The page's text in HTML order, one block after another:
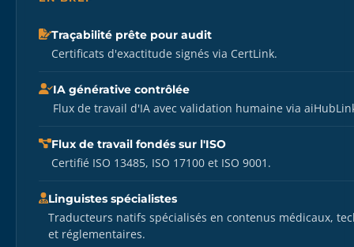
Traçabilité prête pour audit
Certificats d'exactitude signés via CertLink.
IA générative contrôlée
Flux de travail d'IA avec validation humaine via
Flux de travail fondés sur l'ISO
Certifié ISO 13485, ISO 17100 et ISO 9001.
Linguistes spécialistes
Traducteurs natifs spécialisés en contenus médicaux,
et réglementaires.